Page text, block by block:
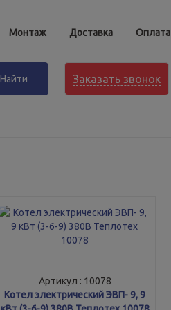
Монтаж Доставка Оплата
Заказать звонок
Артикул : 10078
Котел электрический ЭВП- 9, 9